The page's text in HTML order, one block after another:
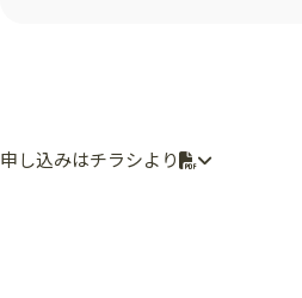
申し込みはチラシより